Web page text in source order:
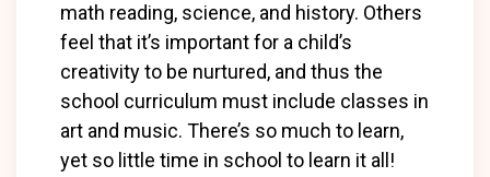
math reading, science, and history. Others
feel that it’s important for a child’s
creativity to be nurtured, and thus the
school curriculum must include classes in
art and music. There’s so much to learn,
yet so little time in school to learn it all!